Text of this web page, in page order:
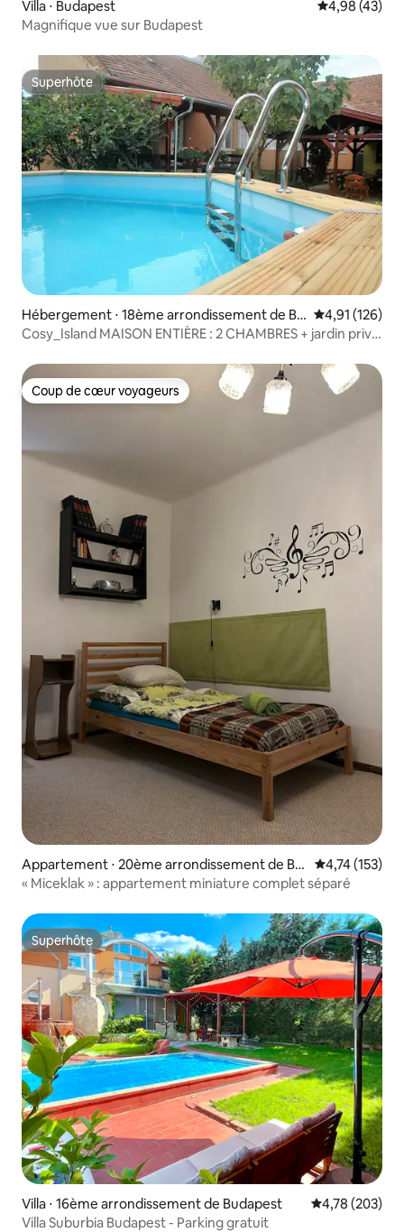
Villa ⋅ Budapest Évaluation
4,98 (43)
Magnifique vue sur Budapest
Superhôte
Superhôte
Hébergement ⋅ 18ème arrondissement de Bu
dapest
Évaluation
4,91 (126)
Cosy_Island MAISON ENTIÈRE : 2 CHAMBRES + jardin privé
Coup de cœur voyageurs
Coup de cœur voyageurs
Appartement ⋅ 20ème arrondissement de Bu
dapest
Évaluation
4,74 (153)
« Miceklak » : appartement miniature complet séparé
Superhôte
Superhôte
Villa ⋅ 16ème arrondissement de Budapest Évaluation
4,78 (203)
Villa Suburbia Budapest - Parking gratuit